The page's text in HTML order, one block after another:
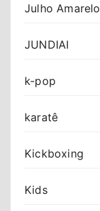
Julho Amarelo
JUNDIAI
k-pop
karatê
Kickboxing
Kids